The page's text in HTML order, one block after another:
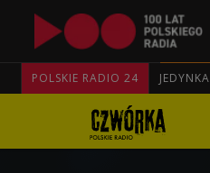
POLSKIE RADIO 24 JEDYNKA